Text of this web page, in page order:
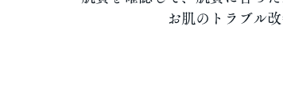
お肌のトラブル改善に繋